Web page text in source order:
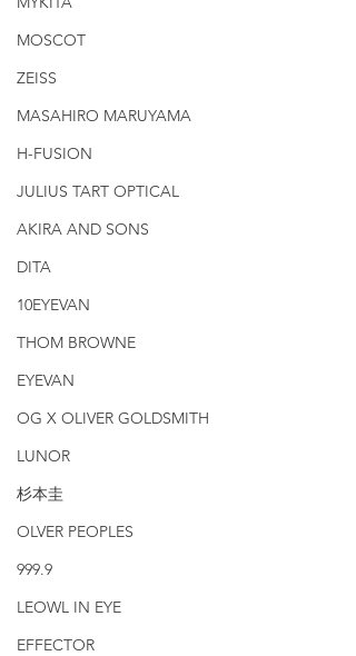
MOSCOT
ZEISS
MASAHIRO MARUYAMA
H-FUSION
JULIUS TART OPTICAL
AKIRA AND SONS
DITA
10EYEVAN
THOM BROWNE
EYEVAN
OG X OLIVER GOLDSMITH
LUNOR
杉本圭
OLVER PEOPLES
999.9
LEOWL IN EYE
EFFECTOR